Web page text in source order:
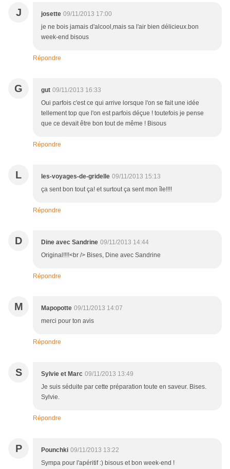
J josette 09/11/2013 17:00
je ne bois jamais d'alcool,mais sa l'air bien délicieux.bon
week-end bisous
Répondre
G gut 09/11/2013 16:33
Oui parfois c'est ce qui arrive lorsque l'on se fait une idée
tellement top que l'on est parfois déçue ! toutefois je pense
que ce devait être bon tout de même ! Bisous
Répondre
L les-voyages-de-gridelle 09/11/2013 15:13
ça sent bon tout ça! et surtout ça sent mon île!!!!
Répondre
D Dine avec Sandrine 09/11/2013 14:44
Original!!!!<br /> Bises, Dine avec Sandrine
Répondre
M Mapopotte 09/11/2013 14:07
merci pour ton avis
Répondre
S Sylvie et Marc 09/11/2013 13:49
Je suis séduite par cette préparation toute en saveur. Bises.
Sylvie.
Répondre
P Pounchki 09/11/2013 13:22
Sympa pour l'apéritif :) bisous et bon week-end !